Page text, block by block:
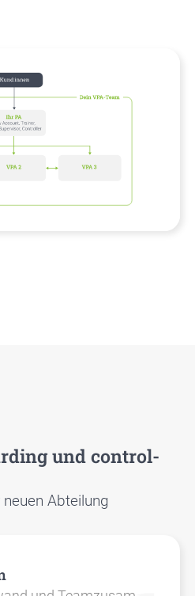
und con­trol­
Abtei­lung